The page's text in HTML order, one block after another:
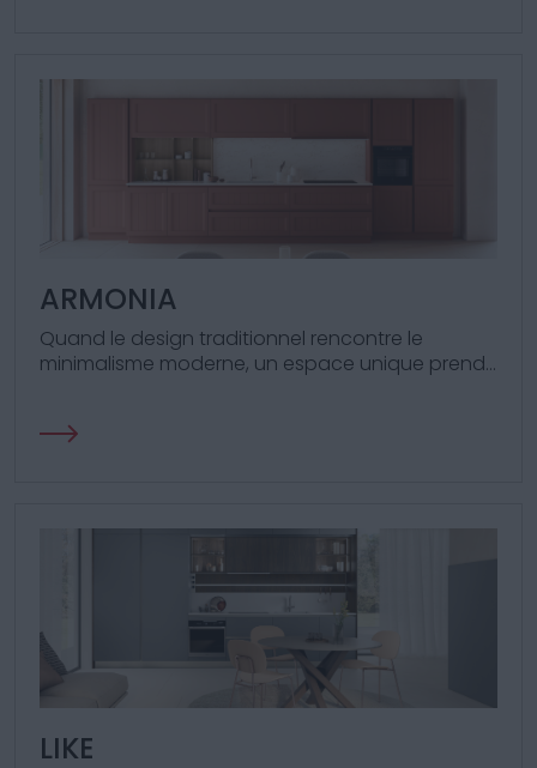
ARMONIA
Quand le design traditionnel rencontre le
minimalisme moderne, un espace unique prend
LIKE